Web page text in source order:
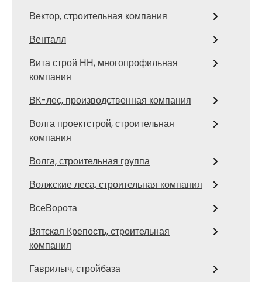
Вектор, строительная компания
Венталл
Вита строй НН, многопрофильная
компания
ВК-лес, производственная компания
Волга проектстрой, строительная
компания
Волга, строительная группа
Волжские леса, строительная компания
ВсеВорота
Вятская Крепость, строительная
компания
Гаврилыч, стройбаза